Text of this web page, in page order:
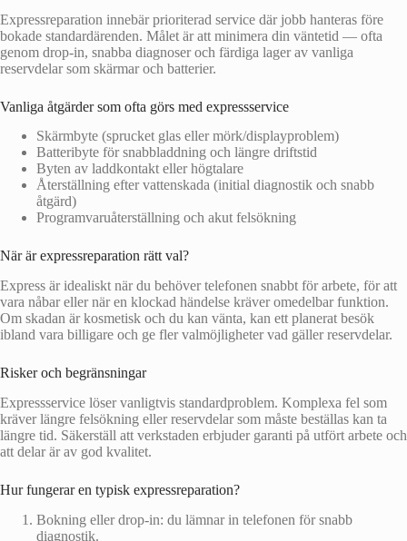
Expressreparation innebär prioriterad service där jobb hanteras före
bokade standardärenden. Målet är att minimera din väntetid — ofta
genom drop-in, snabba diagnoser och färdiga lager av vanliga
reservdelar som skärmar och batterier.
Vanliga åtgärder som ofta görs med expressservice
Skärmbyte (sprucket glas eller mörk/displayproblem)
Batteribyte för snabbladdning och längre driftstid
Byten av laddkontakt eller högtalare
Återställning efter vattenskada (initial diagnostik och snabb
åtgärd)
Programvaruåterställning och akut felsökning
När är expressreparation rätt val?
Express är idealiskt när du behöver telefonen snabbt för arbete, för att
vara nåbar eller när en klockad händelse kräver omedelbar funktion.
Om skadan är kosmetisk och du kan vänta, kan ett planerat besök
ibland vara billigare och ge fler valmöjligheter vad gäller reservdelar.
Risker och begränsningar
Expressservice löser vanligtvis standardproblem. Komplexa fel som
kräver längre felsökning eller reservdelar som måste beställas kan ta
längre tid. Säkerställ att verkstaden erbjuder garanti på utfört arbete och
att delar är av god kvalitet.
Hur fungerar en typisk expressreparation?
Bokning eller drop-in: du lämnar in telefonen för snabb
diagnostik.